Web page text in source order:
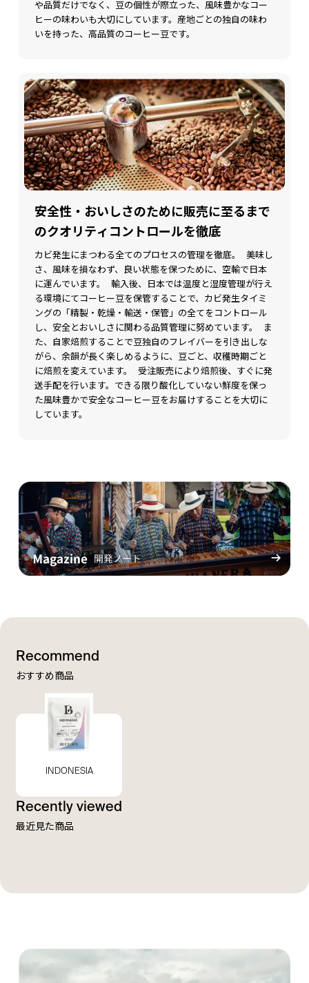
や品質だけでなく、豆の個性が際立った、風味豊かなコー
ヒーの味わいも大切にしています。産地ごとの独自の味わ
いを持った、高品質のコーヒー豆です。
安全性・おいしさのために販売に至るまで
のクオリティコントロールを徹底
カビ発生にまつわる全てのプロセスの管理を徹底。 美味し
さ、風味を損なわず、良い状態を保つために、空輸で日本
に運んでいます。 輸入後、日本では温度と湿度管理が行え
る環境にてコーヒー豆を保管することで、カビ発生タイミ
ングの「精製・乾燥・輸送・保管」の全てをコントロール
し、安全とおいしさに関わる品質管理に努めています。 ま
た、自家焙煎することで豆独自のフレイバーを引き出しな
がら、余韻が長く楽しめるように、豆ごと、収穫時期ごと
に焙煎を変えています。 受注販売により焙煎後、すぐに発
送手配を行います。できる限り酸化していない鮮度を保っ
た風味豊かで安全なコーヒー豆をお届けすることを大切に
しています。
Recommend
おすすめ商品
INDONESIA
Recently viewed
最近見た商品